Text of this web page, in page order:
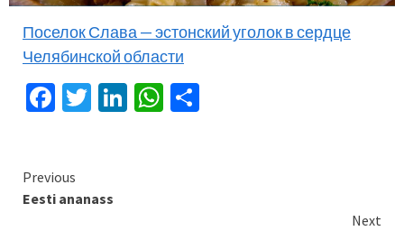
Поселок Слава — эстонский уголок в сердце
Челябинской области
Facebook
Twitter
LinkedIn
WhatsApp
Continue
Reading
Previous
Eesti ananass
Next